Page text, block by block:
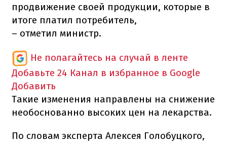
продвижение своей продукции, которые в
итоге платил потребитель,
– отметил министр.
Не полагайтесь на случай в ленте
Добавьте 24 Канал в избранное в Google
Добавить
Такие изменения направлены на снижение
необоснованно высоких цен на лекарства.
По словам эксперта Алексея Голобуцкого,